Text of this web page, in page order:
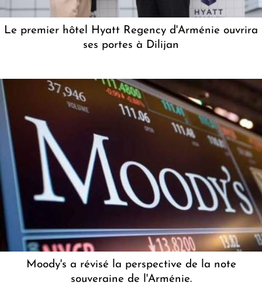
Le premier hôtel Hyatt Regency d'Arménie ouvrira
ses portes à Dilijan
Moody's a révisé la perspective de la note
souveraine de l'Arménie.